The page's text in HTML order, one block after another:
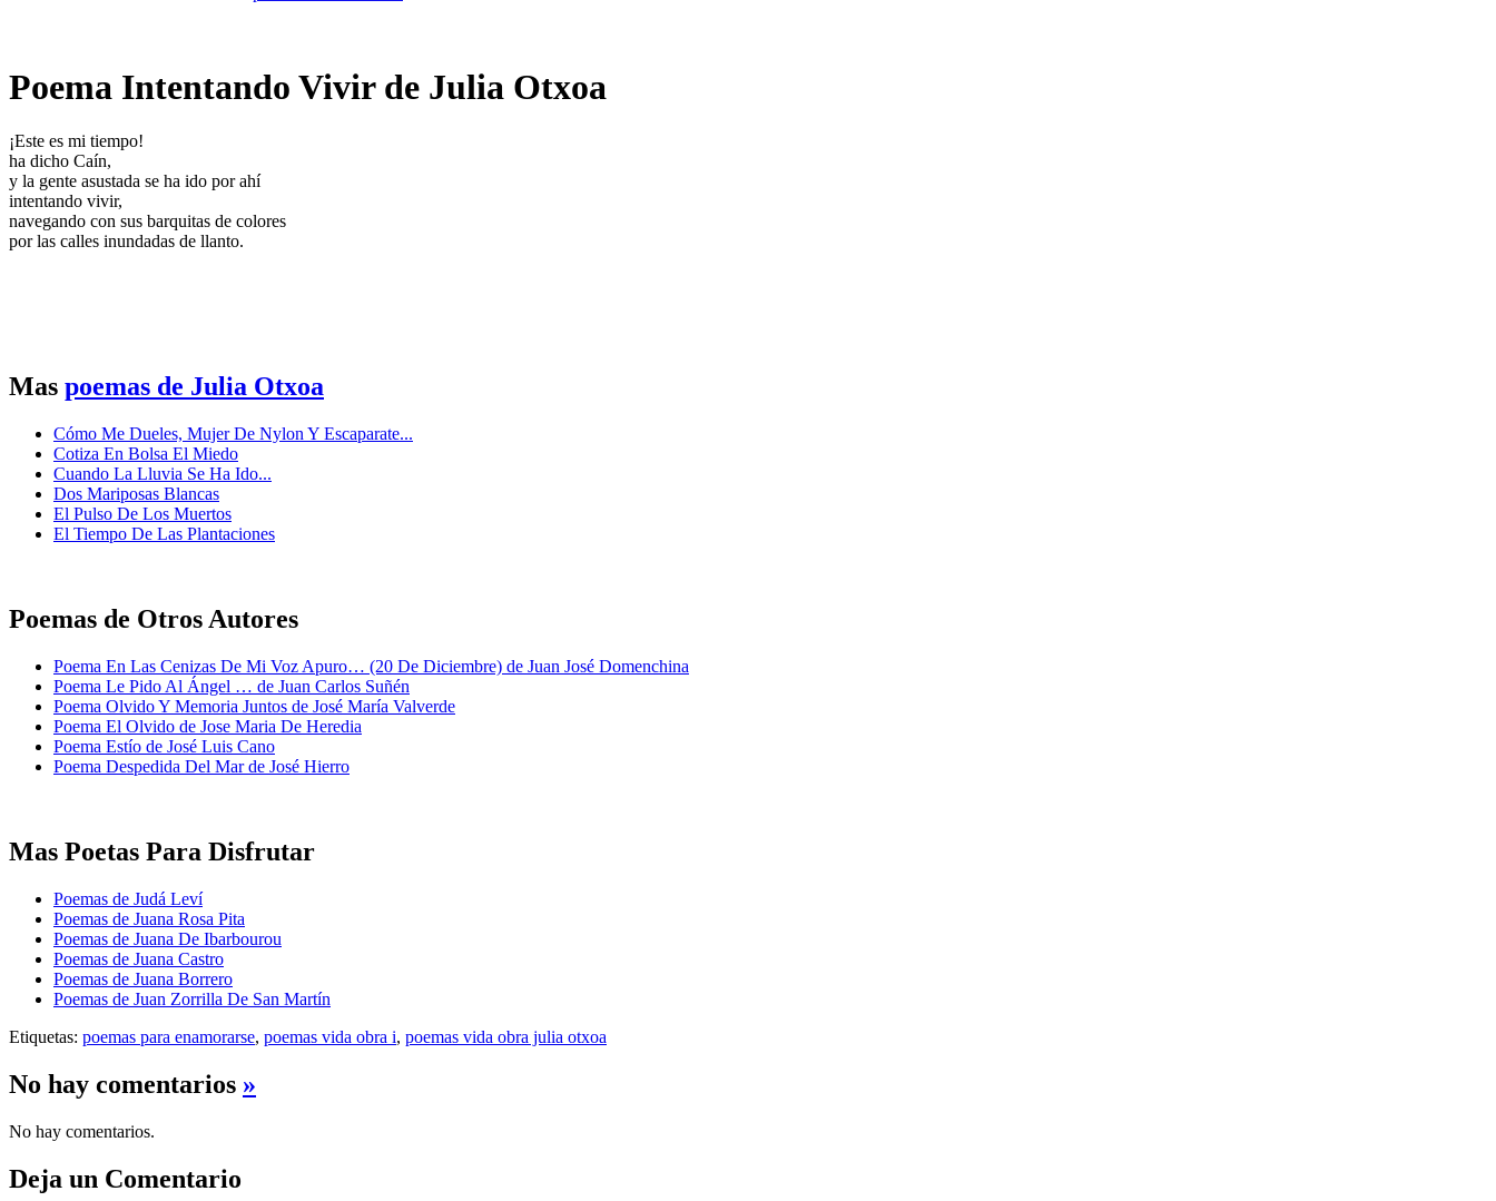
Poema Intentando Vivir de Julia Otxoa
¡Este es mi tiempo!
ha dicho Caín,
y la gente asustada se ha ido por ahí
intentando vivir,
navegando con sus barquitas de colores
por las calles inundadas de llanto.
Mas poemas de Julia Otxoa
Cómo Me Dueles, Mujer De Nylon Y Escaparate...
Cotiza En Bolsa El Miedo
Cuando La Lluvia Se Ha Ido...
Dos Mariposas Blancas
El Pulso De Los Muertos
El Tiempo De Las Plantaciones
Poemas de Otros Autores
Poema En Las Cenizas De Mi Voz Apuro… (20 De Diciembre) de Juan José Domenchina
Poema Le Pido Al Ángel … de Juan Carlos Suñén
Poema Olvido Y Memoria Juntos de José María Valverde
Poema El Olvido de Jose Maria De Heredia
Poema Estío de José Luis Cano
Poema Despedida Del Mar de José Hierro
Mas Poetas Para Disfrutar
Poemas de Judá Leví
Poemas de Juana Rosa Pita
Poemas de Juana De Ibarbourou
Poemas de Juana Castro
Poemas de Juana Borrero
Poemas de Juan Zorrilla De San Martín
Etiquetas: poemas para enamorarse, poemas vida obra i, poemas vida obra julia otxoa
No hay comentarios »
No hay comentarios.
Deja un Comentario